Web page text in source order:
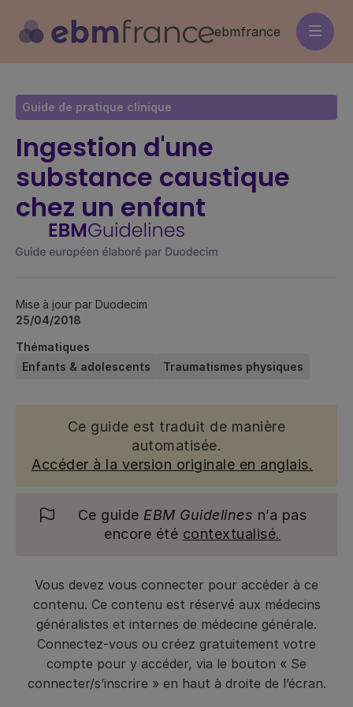
contenu
principal
ebmfrance
Guide de pratique clinique
Ingestion d'une
substance caustique
chez un enfant
Mise à jour par Duodecim
25/04/2018
Thématiques
Enfants & adolescents
Traumatismes physiques
Ce guide est traduit de manière
automatisée.
Accéder à la version originale en anglais.
Ce guide EBM Guidelines n’a pas
encore été contextualisé.
Vous devez vous connecter pour accéder à ce
contenu. Ce contenu est réservé aux médecins
généralistes et internes de médecine générale.
Connectez-vous ou créez gratuitement votre
compte pour y accéder, via le bouton « Se
connecter/s’inscrire » en haut à droite de l’écran.